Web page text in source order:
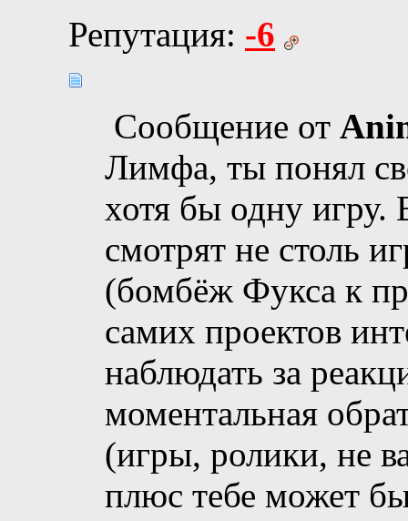
Репутация: -6
Сообщение от
Лимфа, ты понял
хотя бы одну игру.
смотрят не столь
(бомбёж Фукса к
самих проектов
наблюдать за
моментальная
(игры, ролики, не
плюс тебе может